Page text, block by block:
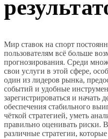
Мир ставок на спорт
пользователям всё больше
прогнозирования. Среди
свои услуги в этой сфере,
один из лидеров рынка,
событий и удобные
зарегистрироваться и начать
обеспечения стабильного
чёткой стратегией, уметь
правильно оценивать риски.
различные стратегии,